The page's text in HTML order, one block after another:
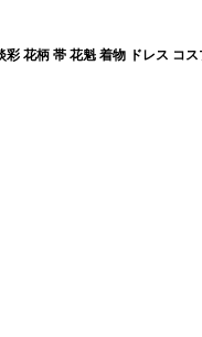
花柄 帯 花魁 着物 ドレス コ